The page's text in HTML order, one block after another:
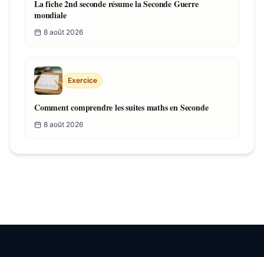
La fiche 2nd seconde résume la Seconde Guerre
mondiale
8 août 2026
Exercice
Comment comprendre les suites maths en Seconde
8 août 2026